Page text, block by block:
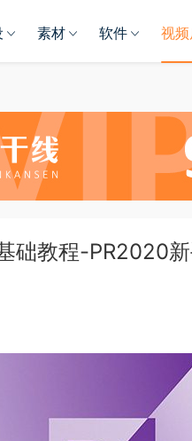
素材 软件 视
础教程-PR2020